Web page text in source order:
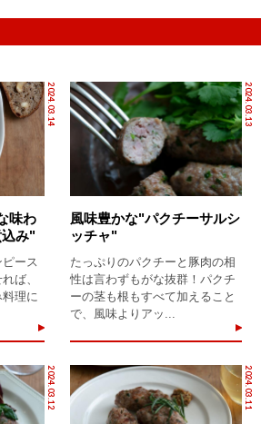
2024.03.14
味わ
み"
ース
ば、
理に
2024.03.13
風味豊かな"パクチーサルシ
ッチャ"
たっぷりのパクチーと豚肉の相
性は言わずもがな抜群！パクチ
ーの茎も根もすべて加えること
で、風味よりアッ...
2024.03.12 2024.03.11